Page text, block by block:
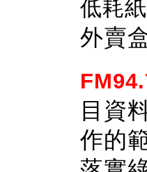
低耗紙
外賣盒
目資
作的